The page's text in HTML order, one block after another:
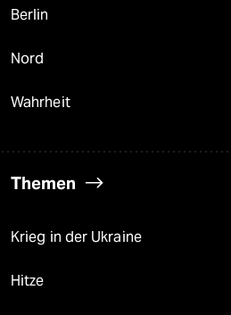
Berlin
Nord
Wahrheit
Themen
Krieg in der Ukraine
Hitze